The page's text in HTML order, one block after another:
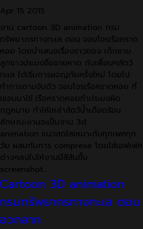
Apr 15 2015
งาน cartoon 3D animation กรม
ทรัพยากรทางทะเล ตอน จอมโจรเรือคราด
หอย โดยนำเสนอเรื่องราวของ เด็กชาย
ลูกชาวประมงชื่อชายหาด กับเพื่อนๆสัตว์
ทะเล ได้เริ่มการผจญภัยครั้งใหม่ โดยไป
ทำการตามจับตัว จอมโจรเรือคราดหอย ที่
เแอบมาใช้ เรือคราดหอยทำประมงผิด
กฎหมาย ทำให้เหล่าสัตว์น้ำเดือดร้อน
ลักษณะงานจะเป็นงาน 3d
animation แนวสดใสเหมาะกับทุกเพศทุก
วัย ผสมกับการ comprese โดยใส่เอฟเฟค
ต่างๆลงไปให้งานมีสีสันขึ้น
screenshot…
Cartoon 3D animation
กรมทรัพยากรทางทะเล ตอน
อวกลาก